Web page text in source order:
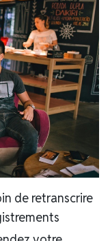
de retranscrire